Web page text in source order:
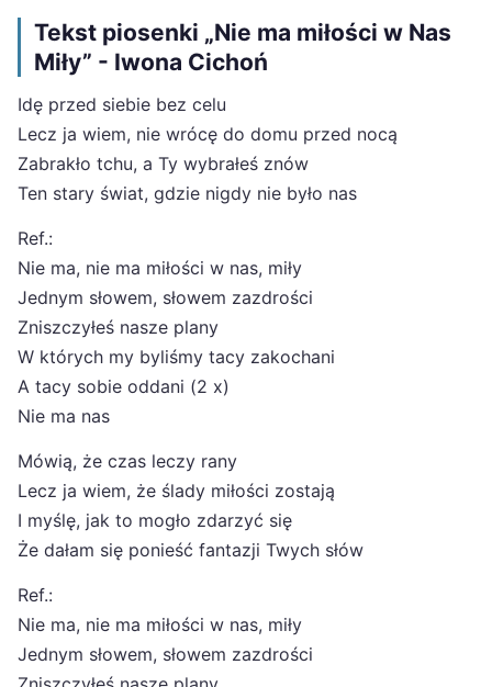
Tekst piosenki „Nie ma miłości w Nas
Miły” - Iwona Cichoń
Idę przed siebie bez celu
Lecz ja wiem, nie wrócę do domu przed nocą
Zabrakło tchu, a Ty wybrałeś znów
Ten stary świat, gdzie nigdy nie było nas
Ref.:
Nie ma, nie ma miłości w nas, miły
Jednym słowem, słowem zazdrości
Zniszczyłeś nasze plany
W których my byliśmy tacy zakochani
A tacy sobie oddani (2 x)
Nie ma nas
Mówią, że czas leczy rany
Lecz ja wiem, że ślady miłości zostają
I myślę, jak to mogło zdarzyć się
Że dałam się ponieść fantazji Twych słów
Ref.:
Nie ma, nie ma miłości w nas, miły
Jednym słowem, słowem zazdrości